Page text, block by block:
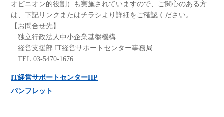
オピニオン的役割）も実施されていますので、ご関心のある方
は、下記リンクまたはチラシより詳細をご確認ください。
【お問合せ先】
独立行政法人中小企業基盤機構
経営支援部 IT経営サポートセンター事務局
TEL:03-5470-1676
IT経営サポートセンターHP
パンフレット